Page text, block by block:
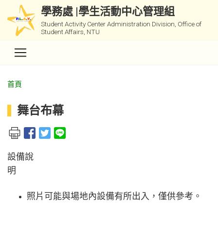
學務處 |學生活動中心管理組
Student Activity Center Administration Division, Office of
Student Affairs, NTU
首頁
舞台布幕
設備說
照片可能與場地內設備有所出入，僅供參考。